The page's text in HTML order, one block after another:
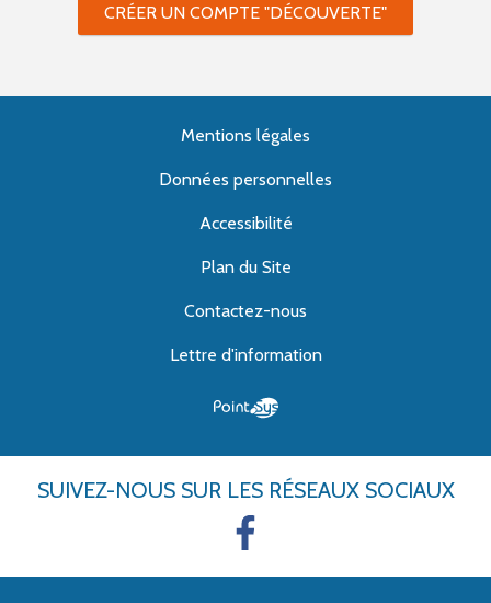
CRÉER UN COMPTE "DÉCOUVERTE"
Mentions légales
Données personnelles
Accessibilité
Plan du Site
Contactez-nous
Lettre d'information
SUIVEZ-NOUS SUR LES RÉSEAUX SOCIAUX